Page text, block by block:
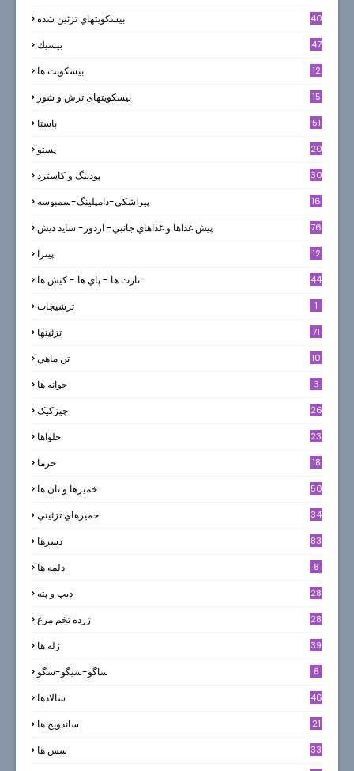
بيسكويتهاي تزئين شده 40
بيسيك 47
بیسکویت ها
12
بیسکویتهای ترش و شور 15
پاستا 51
پستو 20
پودینگ و کاسترد 30
پيراشكي-دامپلينگ-سمبوسه 16
پيش غذاها و غذاهاي جانبي- اردور- سايد ديش 76
پیتزا 12
تارت ها - پاي ها - كيش ها 44
ترشيجات 1
تزئینها 71
تن ماهي 10
جوانه ها 3
چیزکیک 26
حلواها 23
خرما 18
خميرها و نان ها 50
خميرهاي تزئيني 34
دسرها 83
دلمه ها 8
ديپ و پته 28
زرده تخم مرغ 28
ژله ها 39
ساگو-سیگو-سگو 8
سالادها 46
ساندویچ ها 21
سس ها 33